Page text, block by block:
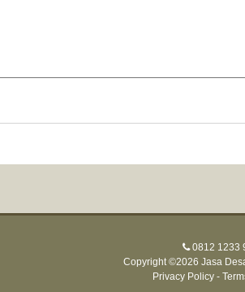
0812 1233
Copyright ©2026 Jasa
Privacy Policy -